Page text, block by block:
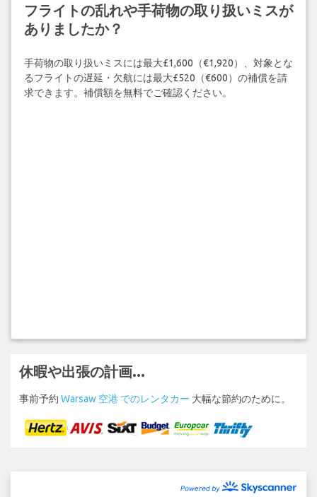
フライトの乱れや手荷物の取り扱いミスが
ありましたか？
手荷物の取り扱いミスには最大£1,600（€1,920）、対象とな
るフライトの遅延・欠航には最大£520（€600）の補償を請
求できます。補償額を無料でご確認ください。
休暇や出張の計画...
事前予約 Warsaw 空港 でのレンタカー 大幅な節約のために。